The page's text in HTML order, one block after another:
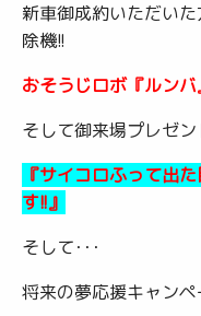
新車御成約いただい
除機!!
おそうじロボ『ルン
そして御来場プレゼン
『サイコロふって出
す!!』
そして･･･
将来の夢応援キャン